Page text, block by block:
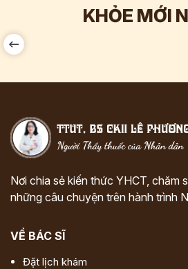
KHỎE MỚI
Nơi chia sẻ kiến thức YHCT, chăm
những câu chuyện trên hành trình
VỀ BÁC SĨ
Đặt lịch khám